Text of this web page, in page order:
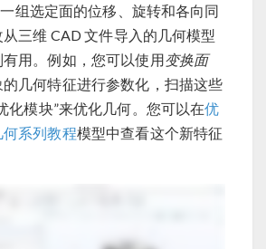
组选定面的位移、旋转和各向同
三维 CAD 文件导入的几何模型
用。例如，您可以使用变换面
几何特征进行参数化，扫描这些
化模块”来优化几何。您可以在优
系列教程模型中查看这个新特征